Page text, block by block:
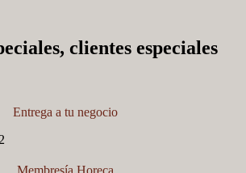
clientes especiales
Entrega a tu negocio